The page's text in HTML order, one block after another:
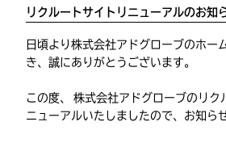
リクルートサイトリニューアルのお知
日頃より株式会社アドグローブのホー
き、誠にありがとうございます。
この度、 株式会社アドグローブのリク
ニューアルいたしましたので、お知ら